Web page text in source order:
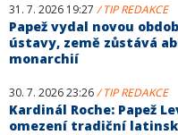
31. 7. 2026 19:27 / TIP REDAKCE
Papež vydal novou
ústavy, země zůstává
monarchií
30. 7. 2026 23:26/ TIP REDAKCE
Kardinál Roche: Papež
omezení tradiční